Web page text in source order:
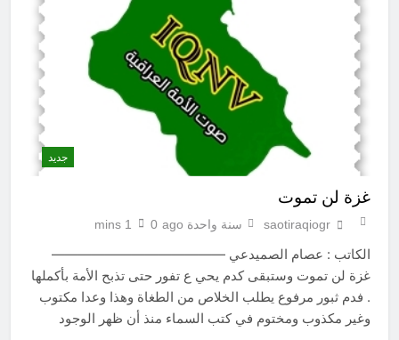
جديد
غزة لن تموت
saotiraqiogr سنة واحدة ago 0
1 mins
الكاتب : عصام الصميدعي —————————————
غزة لن تموت وستبقى كدم يحي ع تفور حتى تذبح الأمة بأكملها
. فدم ثبور مرفوع يطلب الخلاص من الطغاة وهذا وعدا مكتوب
وغير مكذوب ومختوم في كتب السماء منذ أن ظهر الوجود